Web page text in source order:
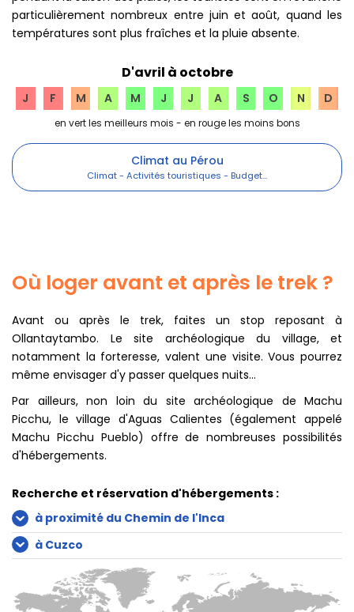
particulièrement nombreux entre juin et août, quand les
températures sont plus fraîches et la pluie absente.
D'avril à octobre
J F M A M J J A S O N D
Climat au Pérou
Où loger avant et après le trek ?
Avant ou après le trek, faites un stop reposant à
Ollantaytambo. Le site archéologique du village, et
notamment la forteresse, valent une visite. Vous pourrez
même envisager d'y passer quelques nuits...
Par ailleurs, non loin du site archéologique de Machu
Picchu, le village d'Aguas Calientes (également appelé
Machu Picchu Pueblo) offre de nombreuses possibilités
d'hébergements.
Recherche et réservation d'hébergements :
à proximité du Chemin de l'Inca
à Cuzco